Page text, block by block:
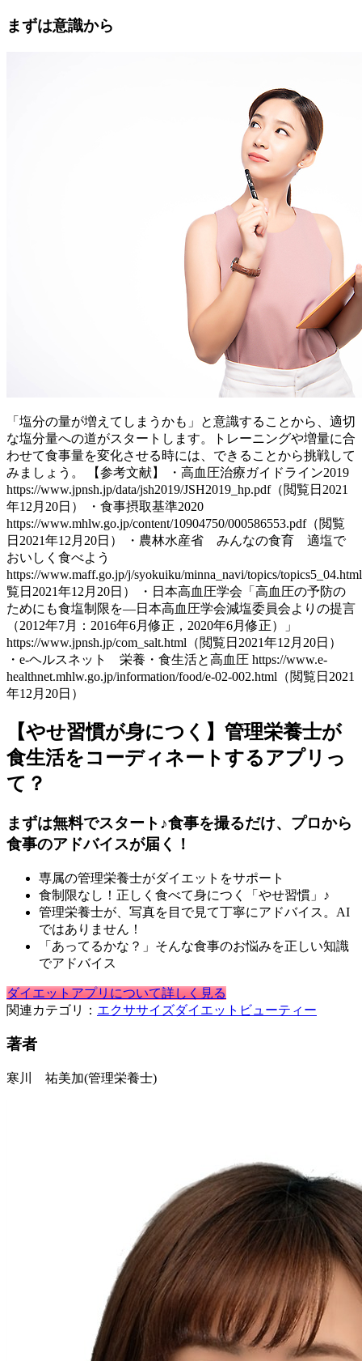
まずは意識から
「塩分の量が増えてしまうかも」と意識することから、適切
な塩分量への道がスタートします。トレーニングや増量に合
わせて食事量を変化させる時には、できることから挑戦して
みましょう。 【参考文献】 ・高血圧治療ガイドライン2019
https://www.jpnsh.jp/data/jsh2019/JSH2019_hp.pdf（閲覧日2021
年12月20日） ・食事摂取基準2020
https://www.mhlw.go.jp/content/10904750/000586553.pdf（閲覧
日2021年12月20日） ・農林水産省 みんなの食育 適塩で
おいしく食べよう
https://www.maff.go.jp/j/syokuiku/minna_navi/topics/
覧日2021年12月20日） ・日本高血圧学会「高血圧の予防の
ためにも食塩制限を―日本高血圧学会減塩委員会よりの提言
（2012年7月：2016年6月修正，2020年6月修正）」
https://www.jpnsh.jp/com_salt.html（閲覧日2021年12月20日）
・e-ヘルスネット 栄養・食生活と高血圧 https://www.e-
healthnet.mhlw.go.jp/information/food/e-02-002.html（閲覧日2021
年12月20日）
【やせ習慣が身につく】管理栄養士が
食生活をコーディネートするアプリっ
て？
まずは無料でスタート♪食事を撮るだけ、プロから
食事のアドバイスが届く！
専属の管理栄養士がダイエットをサポート
食制限なし！正しく食べて身につく「やせ習慣」♪
管理栄養士が、写真を目で見て丁寧にアドバイス。AI
ではありません！
「あってるかな？」そんな食事のお悩みを正しい知識
でアドバイス
ダイエットアプリについて詳しく見る
関連カテゴリ： エクササイズダイエット ビューティー
著者
寒川 祐美加(管理栄養士)